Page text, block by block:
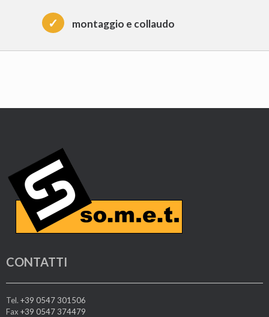
✓ montaggio e collaudo
CONTATTI
Tel. +39 0547 301506
Fax +39 0547 374479